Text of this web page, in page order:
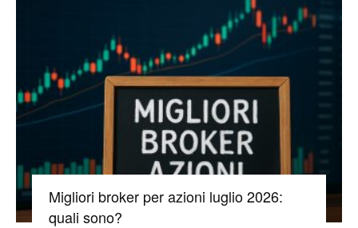
Migliori broker per azioni luglio 2026:
quali sono?